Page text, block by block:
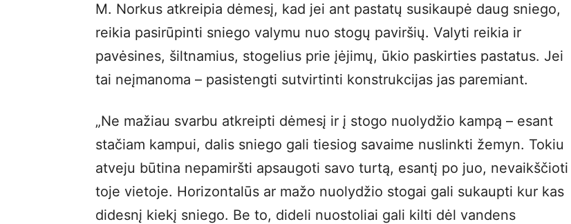
M. Norkus atkreipia dėmesį, kad jei ant pastatų susikaupė daug sniego,
reikia pasirūpinti sniego valymu nuo stogų paviršių. Valyti reikia ir
pavėsines, šiltnamius, stogelius prie įėjimų, ūkio paskirties pastatus. Jei
tai neįmanoma – pasistengti sutvirtinti konstrukcijas jas paremiant.
„Ne mažiau svarbu atkreipti dėmesį ir į stogo nuolydžio kampą – esant
stačiam kampui, dalis sniego gali tiesiog savaime nuslinkti žemyn. Tokiu
atveju būtina nepamiršti apsaugoti savo turtą, esantį po juo, nevaikščioti
toje vietoje. Horizontalūs ar mažo nuolydžio stogai gali sukaupti kur kas
didesnį kiekį sniego. Be to, dideli nuostoliai gali kilti dėl vandens